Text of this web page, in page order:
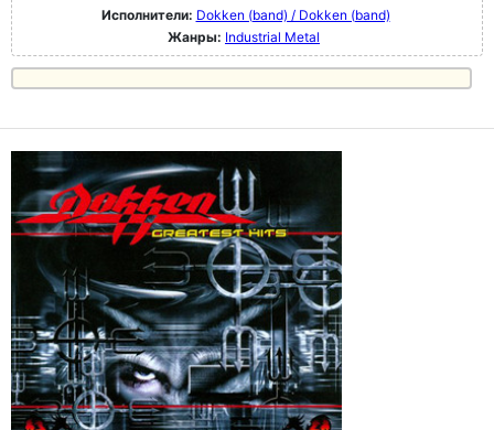
Исполнители: Dokken (band) / Dokken (band)
Жанры: Industrial Metal